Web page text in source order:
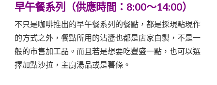
早午餐系列（供應時間：8:00～14:00）
不只是咖啡推出的早午餐系列的餐點，都是採現點現作
的方式之外，餐點所用的沾醬也都是店家自製，不是一
般的市售加工品。而且若是想要吃豐盛一點，也可以選
擇加點沙拉，主廚湯品或是薯條。